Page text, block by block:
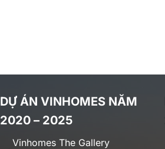
DỰ ÁN VINHOMES NĂM
2020 – 2025
Vinhomes The Gallery